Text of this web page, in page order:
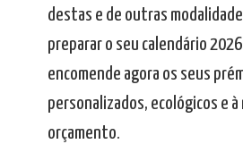
destas e de outras
preparar o seu calendário
encomende agora os seus
personalizados, ecológicos e à
orçamento.